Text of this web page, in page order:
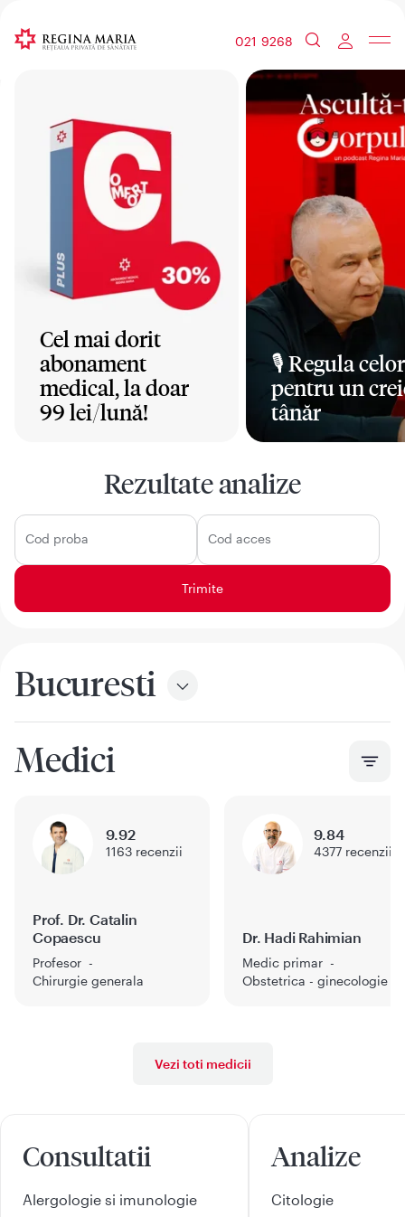
021 9268
Cel mai dorit
abonament
medical, la doar
99 lei/lună!
🎙️ Regula
pentru un
tânăr
Rezultate analize
Cod proba Cod acces
Bucuresti
Medici
Prof. Dr. Catalin
Copaescu
Profesor
Chirurgie generala
9.92
1163 recenzii
Dr. Hadi Rahimian
Medic primar
Obstetrica - ginecologie
9.84
4377 recenzii
Vezi toti medicii
Consultatii
Alergologie si imunologie
Analize
Citologie